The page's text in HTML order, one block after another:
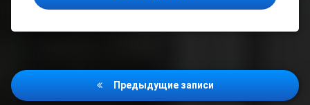
Навигация
по
Предыдущие записи